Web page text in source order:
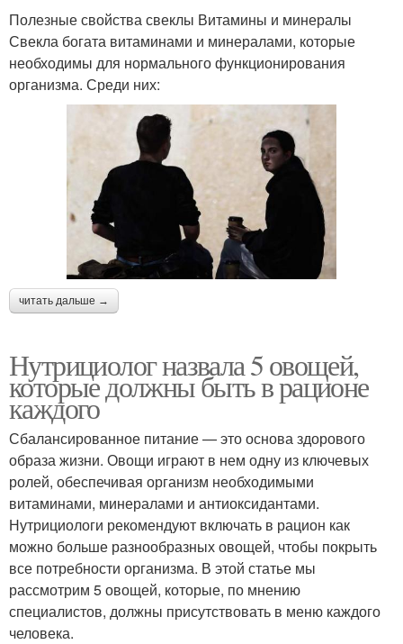
Полезные свойства свеклы Витамины и минералы
Свекла богата витаминами и минералами, которые
необходимы для нормального функционирования
организма. Среди них:
читать дальше →
Нутрициолог назвала 5 овощей,
которые должны быть в рационе
каждого
Сбалансированное питание — это основа здорового
образа жизни. Овощи играют в нем одну из ключевых
ролей, обеспечивая организм необходимыми
витаминами, минералами и антиоксидантами.
Нутрициологи рекомендуют включать в рацион как
можно больше разнообразных овощей, чтобы покрыть
все потребности организма. В этой статье мы
рассмотрим 5 овощей, которые, по мнению
специалистов, должны присутствовать в меню каждого
человека.